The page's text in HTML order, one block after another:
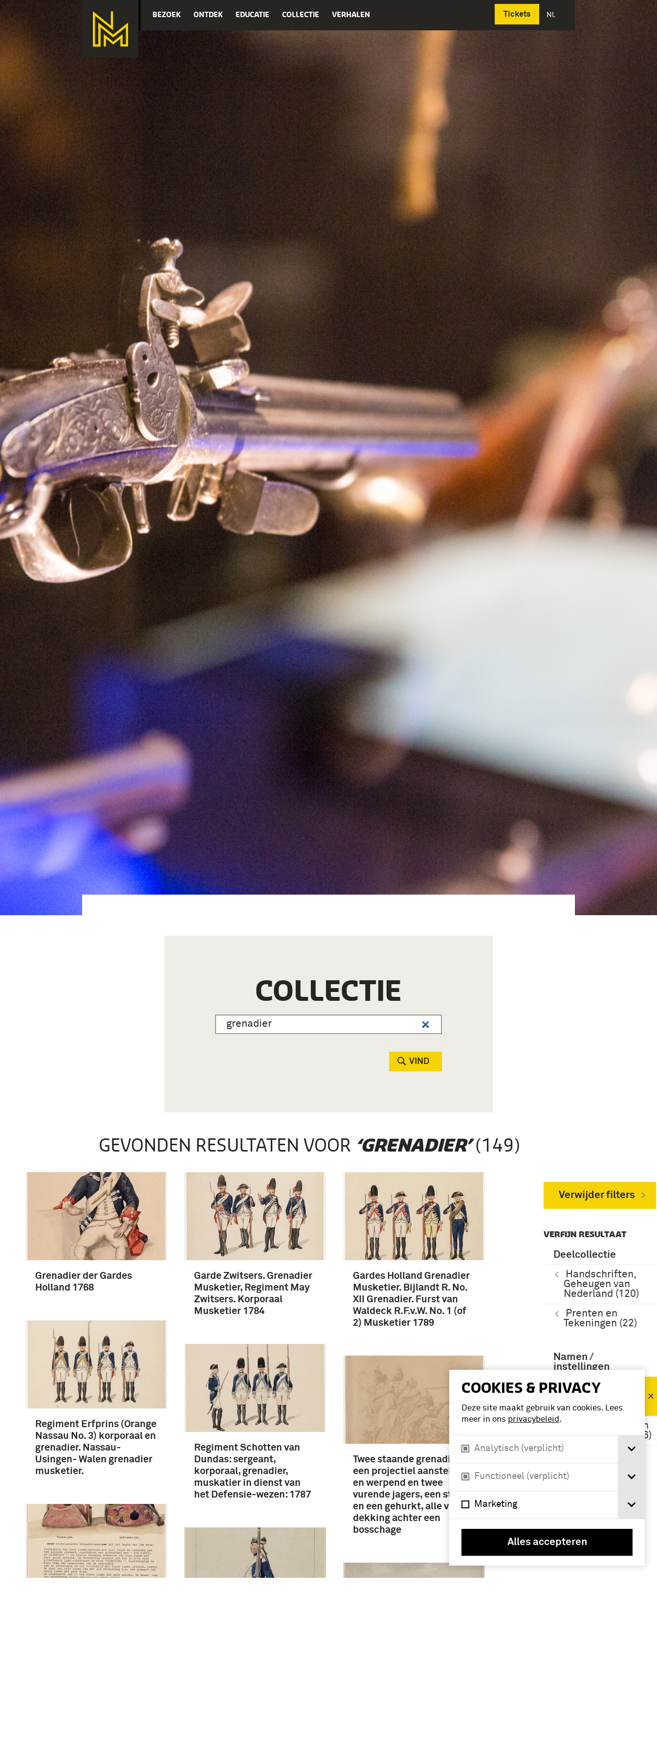
BEZOEK ONTDEK EDUCATIE COLLECTIE VERHALEN Tickets NL
Deutsch
COOKIES & PRIVACY
Deze site maakt gebruik van cookies. Lees
meer in ons privacybeleid.
Analytisch (verplicht)
Functioneel (verplicht)
Marketing
Alles accepteren
COLLECTIE
VIND
GEVONDEN RESULTATEN VOOR ‘GRENADIER’(149)
Verwijder filters
VERFIJN RESULTAAT
Deelcollectie
Handschriften,
Geheugen van
Nederland (120)
Prenten en
Tekeningen (22)
Namen /
instellingen
Staatse Leger
(149)
grenadier (Wapen
der Infanterie) (16)
Grenadier der Gardes
Holland 1768
Regiment Erfprins (Orange
Nassau No. 3) korporaal en
grenadier. Nassau-
Usingen- Walen grenadier
musketier.
Garde Zwitsers. Grenadier
Musketier, Regiment May
Zwitsers. Korporaal
Musketier 1784
Regiment Schotten van
Dundas: sergeant,
korporaal, grenadier,
muskatier in dienst van
het Defensie-wezen: 1787
Gardes Holland Grenadier
Musketier. Bijlandt R. No.
XII Grenadier. Furst van
Waldeck R.F.v.W. No. 1 (of
2) Musketier 1789
Twee staande grenadiers
een projectiel aanstekend
en werpend en twee
vurende jagers, een staand
en een gehurkt, alle vier in
dekking achter een
bosschage